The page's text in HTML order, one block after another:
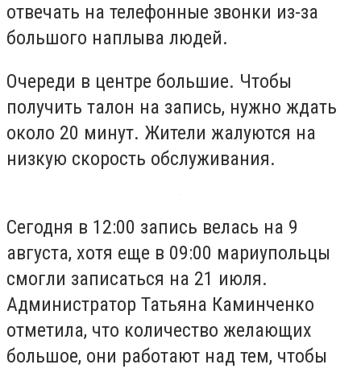
отвечать на телефонные звонки из-за
большого наплыва людей.
Очереди в центре большие. Чтобы
получить талон на запись, нужно ждать
около 20 минут. Жители жалуются на
низкую скорость обслуживания.
Сегодня в 12:00 запись велась на 9
августа, хотя еще в 09:00 мариупольцы
смогли записаться на 21 июля.
Администратор Татьяна Каминченко
отметила, что количество желающих
большое, они работают над тем, чтобы